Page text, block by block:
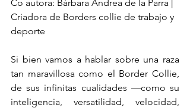
Co autora: Bárbara Andrea de la Parra |
Criadora de Borders collie de trabajo y
deporte
Si bien vamos a hablar sobre una raza
tan maravillosa como el Border Collie,
de sus infinitas cualidades —como su
inteligencia, versatilidad, velocidad,